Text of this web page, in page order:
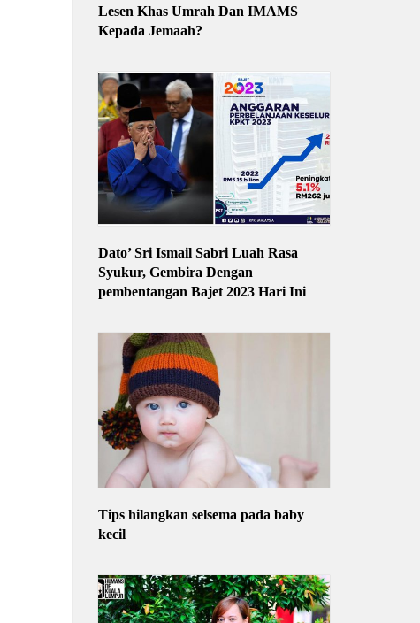
Lesen Khas Umrah Dan IMAMS
Kepada Jemaah?
Dato’ Sri Ismail Sabri Luah Rasa
Syukur, Gembira Dengan
pembentangan Bajet 2023 Hari Ini
Tips hilangkan selsema pada baby
kecil